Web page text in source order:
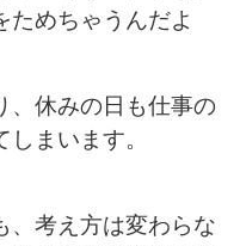
ためちゃうんだよ
、休みの日も仕事の
まいます。
、考え方は変わらな